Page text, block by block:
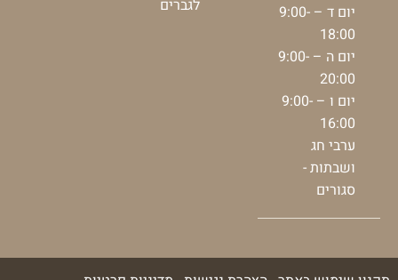
יום ד – 9:00-
18:00
יום ה – 9:00-
20:00
יום ו – 9:00-
16:00
ערבי חג
ושבתות -
סגורים
לגברים